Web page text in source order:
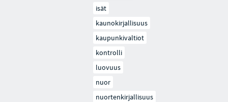
isät
kaunokirjallisuus
kaupunkivaltiot
kontrolli
luovuus
nuor
nuortenkirjallisuus